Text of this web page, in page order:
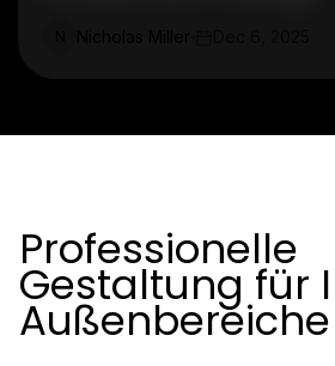
Professionelle
Gestaltung für
Außenbereiche